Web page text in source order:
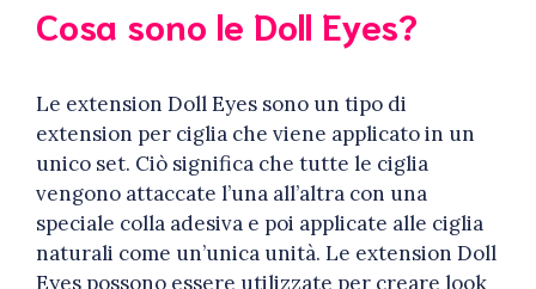
Cosa sono le Doll Eyes?
Le extension Doll Eyes sono un tipo di
extension per ciglia che viene applicato in un
unico set. Ciò significa che tutte le ciglia
vengono attaccate l’una all’altra con una
speciale colla adesiva e poi applicate alle ciglia
naturali come un’unica unità. Le extension Doll
Eyes possono essere utilizzate per creare look